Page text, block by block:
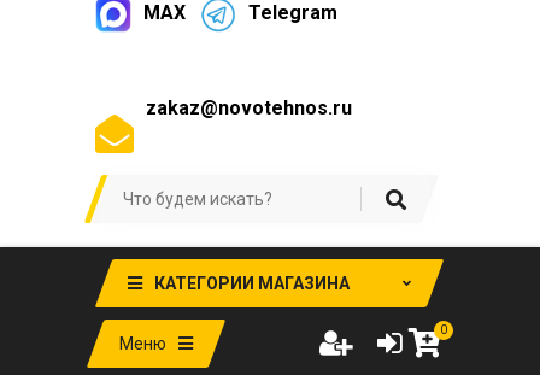
MAX Telegram
zakaz@novotehnos.ru
КАТЕГОРИИ МАГАЗИНА
Меню
0